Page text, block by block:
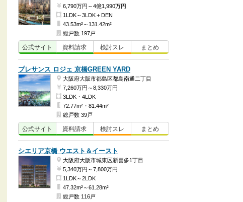
6,790万円～4億1,990万円
1LDK～3LDK＋DEN
43.53m²～131.42m²
総戸数 197戸
公式サイト 資料請求 検討スレ まとめ
プレサンス ロジェ 京橋GREEN YARD
大阪府大阪市都島区都島南通二丁目
7,260万円～8,330万円
3LDK・4LDK
72.77m²・81.44m²
総戸数 39戸
公式サイト 資料請求 検討スレ まとめ
シエリア京橋 ウエスト＆イースト
大阪府大阪市城東区新喜多1丁目
5,340万円～7,800万円
1LDK～2LDK
47.32m²～61.28m²
総戸数 116戸